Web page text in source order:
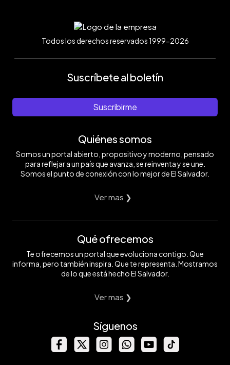
Todos los derechos reservados 1999-2026
Suscríbete al boletín
Suscribirme
Quiénes somos
Somos un portal abierto, propositivo y moderno, pensado
para reflejar a un país que avanza, se reinventa y se une.
Somos el punto de conexión con lo mejor de El Salvador.
Ver mas ❯
Qué ofrecemos
Te ofrecemos un portal que evoluciona contigo. Que
informa, pero también inspira. Que te representa. Mostramos
de lo que está hecho El Salvador.
Ver mas ❯
Síguenos